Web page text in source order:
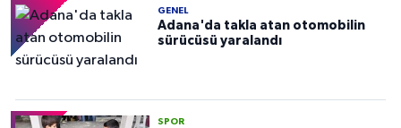
GENEL
Adana'da takla atan otomobilin
sürücüsü yaralandı
SPOR